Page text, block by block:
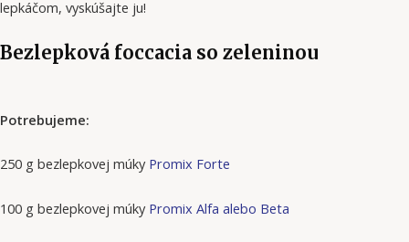
lepkáčom, vyskúšajte ju!
Bezlepková foccacia so zeleninou
Potrebujeme:
250 g bezlepkovej múky Promix Forte
100 g bezlepkovej múky Promix Alfa alebo Beta